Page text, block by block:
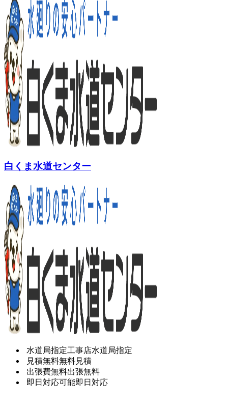
白くま水道センター
水道局指定工事店水道局指定
見積無料無料見積
出張費無料出張無料
即日対応可能即日対応